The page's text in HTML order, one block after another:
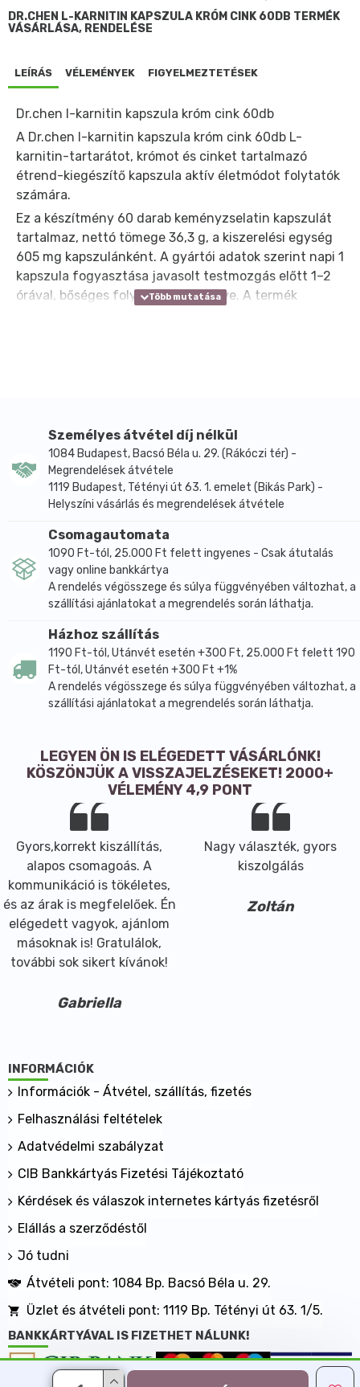
DR.CHEN L-KARNITIN KAPSZULA KRÓM CINK 60DB TERMÉK
VÁSÁRLÁSA, RENDELÉSE
LEÍRÁS VÉLEMÉNYEK FIGYELMEZTETÉSEK
Dr.chen l-karnitin kapszula króm cink 60db
A Dr.chen l-karnitin kapszula króm cink 60db L-
karnitin-tartarátot, krómot és cinket tartalmazó
étrend-kiegészítő kapszula aktív életmódot folytatók
számára.
Ez a készítmény 60 darab keményzselatin kapszulát
tartalmaz, nettó tömege 36,3 g, a kiszerelési egység
605 mg kapszulánként. A gyártói adatok szerint napi 1
kapszula fogyasztása javasolt testmozgás előtt 1–2
órával, bőséges folyadékkal lenyelve. A termék
életmódhoz kapcsolódó formulák összetevője, míg a
króm részt vesz a makrotápanyagok normál
anyagcseréjében és hozzájárul a normál
vércukorszint fenntartásához. A cink szintén részt
vesz a makrotápanyagok, a zsírsavak és a
szénhidrátok normál anyagcseréjében, valamint a
normál fehérjeszintézisben.
Az összetételben az aktív anyagok mellett cink-
szulfát és króm-pikolinát szerepel, keményzselatin
kapszulába töltve. A kapszulás forma egyszerű
adagolást tesz lehetővé, a napi egy kapszulás
használat pedig könnyen beilleszthető az edzéshez
vagy az aktív napirendhez. A gyártói leírás szerint a
készítmény folyamatos szedése javasolt a fogyókúra
teljes időszaka alatt.
Adagolási egység: napi 1 kapszula
L-karnitin-tartarát 500 mg
Króm 12,1 µg
Aktív összetevők:
L-karnitin-tartarát 500 mg
Cink 1,82 mg
Króm 12,1 µg
Segédanyagok:
Cink-szulfát
Króm-pikolinát
Személyes átvétel díj nélkül
1084 Budapest, Bacsó Béla u. 29. (Rákóczi tér) -
Megrendelések átvétele
1119 Budapest, Tétényi út 63. 1. emelet (Bikás Park) -
Helyszíni vásárlás és megrendelések átvétele
Csomagautomata
1090 Ft-tól, 25.000 Ft felett ingyenes - Csak átutalás
vagy online bankkártya
A rendelés végösszege és súlya függvényében változhat, a
szállítási ajánlatokat a megrendelés során láthatja.
Házhoz szállítás
1190 Ft-tól, Utánvét esetén +300 Ft, 25.000 Ft felett 190
Ft-tól, Utánvét esetén +300 Ft +1%
A rendelés végösszege és súlya függvényében változhat, a
szállítási ajánlatokat a megrendelés során láthatja.
LEGYEN ÖN IS ELÉGEDETT VÁSÁRLÓNK!
KÖSZÖNJÜK A VISSZAJELZÉSEKET! 2000+
VÉLEMÉNY 4,9 PONT
Gyors,korrekt kiszállítás,
alapos csomagoás. A
kommunikáció is tökéletes,
és az árak is megfelelőek. Én
elégedett vagyok, ajánlom
másoknak is! Gratulálok,
további sok sikert kívánok!
Gabriella
Nagy választék, gyors
kiszolgálás
Zoltán
INFORMÁCIÓK
Információk - Átvétel, szállítás, fizetés
Felhasználási feltételek
Adatvédelmi szabályzat
CIB Bankkártyás Fizetési Tájékoztató
Kérdések és válaszok internetes kártyás fizetésről
Elállás a szerződéstől
Jó tudni
Átvételi pont: 1084 Bp. Bacsó Béla u. 29.
Üzlet és átvételi pont: 1119 Bp. Tétényi út 63. 1/5.
BANKKÁRTYÁVAL IS FIZETHET NÁLUNK!